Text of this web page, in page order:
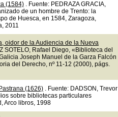
(1584). Fuente: PEDRAZA GRACIA,
de un hombre de Trento: la
de Huesca, en 1584, Zaragoza,
2011
oidor de la Audiencia de la Nueva
SOTELO, Rafael Diego, «Biblioteca del
Joseph Manuel de la Garza Falcón
del Derecho, nº 11-12 (2000), págs.
(1626). Fuente: DADSON, Trevor
sobre bibliotecas particulares
Arco libros, 1998